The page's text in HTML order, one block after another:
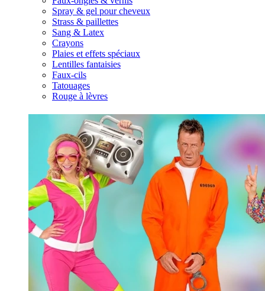
Spray & gel pour cheveux
Strass & paillettes
Sang & Latex
Crayons
Plaies et effets spéciaux
Lentilles fantaisies
Faux-cils
Tatouages
Rouge à lèvres